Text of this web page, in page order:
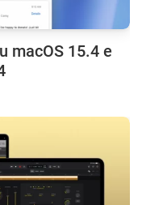
macOS 15.4 e